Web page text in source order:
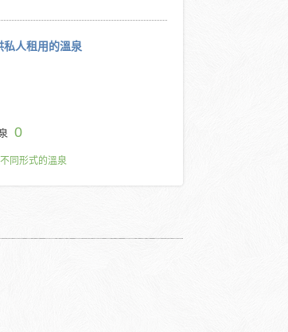
私人租用的溫泉
0
同形式的溫泉